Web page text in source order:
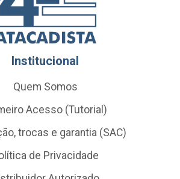
Institucional
Quem Somos
Acesso (Tutorial)
trocas e garantia (SAC)
de Privacidade